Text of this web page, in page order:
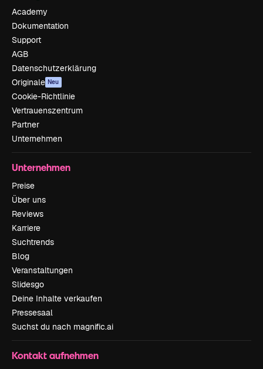
Academy
Dokumentation
Support
AGB
Datenschutzerklärung
Originale Neu
Cookie-Richtlinie
Vertrauenszentrum
Partner
Unternehmen
Unternehmen
Preise
Über uns
Reviews
Karriere
Suchtrends
Blog
Veranstaltungen
Slidesgo
Deine Inhalte verkaufen
Pressesaal
Suchst du nach magnific.ai
Kontakt aufnehmen